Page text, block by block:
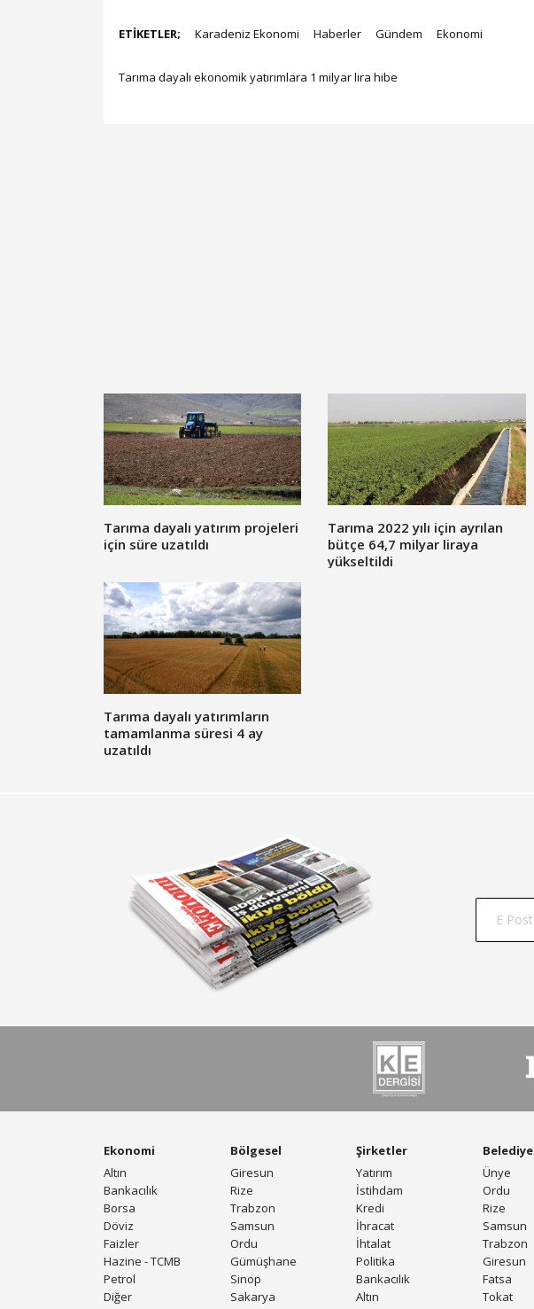
ETİKETLER; Karadeniz Ekonomi Haberler Gündem Ekonomi
Tarıma dayalı ekonomik yatırımlara 1 milyar lira hibe
Tarıma dayalı yatırım projeleri
için süre uzatıldı
Tarıma 2022 yılı için ayrılan
bütçe 64,7 milyar liraya
yükseltildi
Tarıma dayalı yatırımların
tamamlanma süresi 4 ay
uzatıldı
Ekonomi
Altın
Bankacılık
Borsa
Döviz
Faizler
Hazine - TCMB
Petrol
Diğer
Bölgesel
Giresun
Rize
Trabzon
Samsun
Ordu
Gümüşhane
Sinop
Sakarya
Şirketler
Yatırım
İstihdam
Kredi
İhracat
İhtalat
Politika
Bankacılık
Altın
Belediye
Ünye
Ordu
Rize
Samsun
Trabzon
Giresun
Fatsa
Tokat